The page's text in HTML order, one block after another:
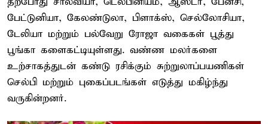
பேட்டுனியா, கேலண்டுலா, பிளாக்ஸ், செல்லோசியா,
டேலியா மற்றும் பல்வேறு ரோஜா வகைகள் பூத்து
பூங்கா களைகட்டியுள்ளது. வண்ண மலர்களை
உற்சாகத்துடன் கண்டு ரசிக்கும் சுற்றுலாப்பயணிகள்
செல்பி மற்றும் புகைப்படங்கள் எடுத்து மகிழ்ந்து
வருகின்றனர்.